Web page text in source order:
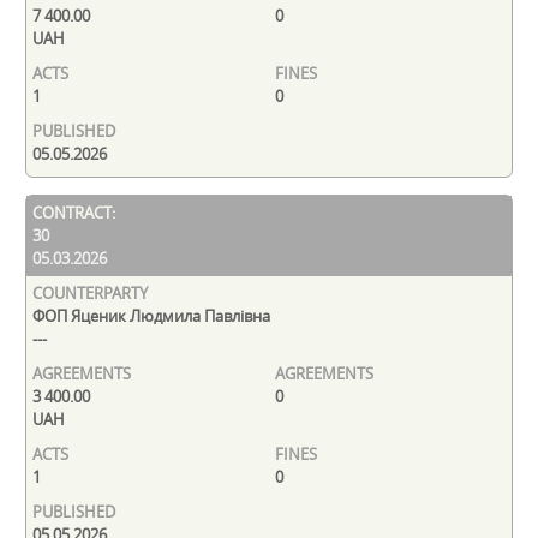
7 400.00
UAH
0
1 0
05.05.2026
30
05.03.2026
ФОП Яценик Людмила Павлівна
---
3 400.00
UAH
0
1 0